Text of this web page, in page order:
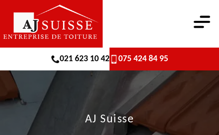
021 623 10 42 075 424 84 95
AJ Suisse